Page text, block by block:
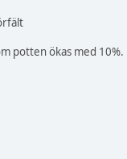
potten ökas med 10%.